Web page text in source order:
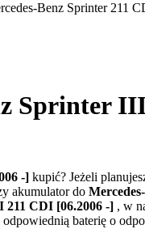
Benz Sprinter 211
Sprinter
-] kupić? Jeżeli
akumulator do
211 CDI [06.2006 -] , w
baterię o